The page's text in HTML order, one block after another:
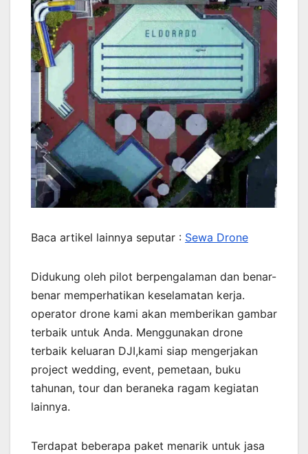
Baca artikel lainnya seputar : Sewa Drone
Didukung oleh pilot berpengalaman dan benar-
benar memperhatikan keselamatan kerja.
operator drone kami akan memberikan gambar
terbaik untuk Anda. Menggunakan drone
terbaik keluaran DJI,kami siap mengerjakan
project wedding, event, pemetaan, buku
tahunan, tour dan beraneka ragam kegiatan
lainnya.
Terdapat beberapa paket menarik untuk jasa